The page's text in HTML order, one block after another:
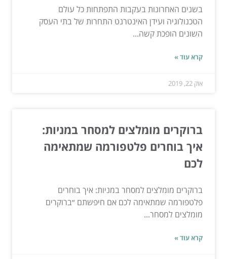
בשנים האחרונות בעקבות התפתחות כל עולם
הטכנולוגיה ועידן האינטרנט התחרות של בתי העסק
השונים הופכת קשה...
קרא עוד »
אוק 22, 2019
ברוקרים מומלצים למסחר במניות:
איך בוחרים פלטפורמה שמתאימה
לכם
ברוקרים מומלצים למסחר במניות: איך בוחרים
פלטפורמה שמתאימה לכם אם חיפשתם ״ברוקרים
מומלצים למסחר...
קרא עוד »